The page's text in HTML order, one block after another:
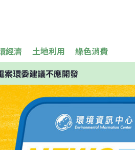
經濟 土地利用 綠色消費
案環委建議不應開發